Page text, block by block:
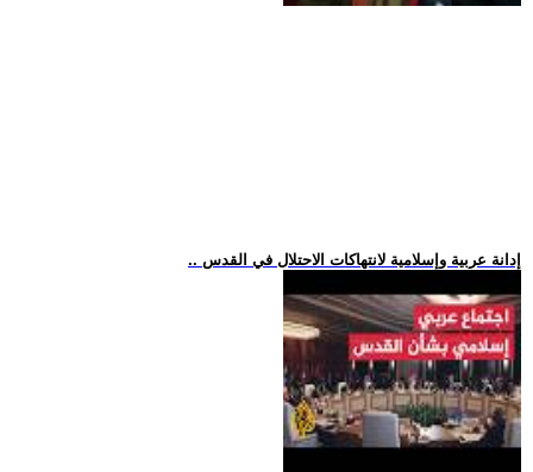
.. إدانة عربية وإسلامية لانتهاكات الاحتلال في القدس